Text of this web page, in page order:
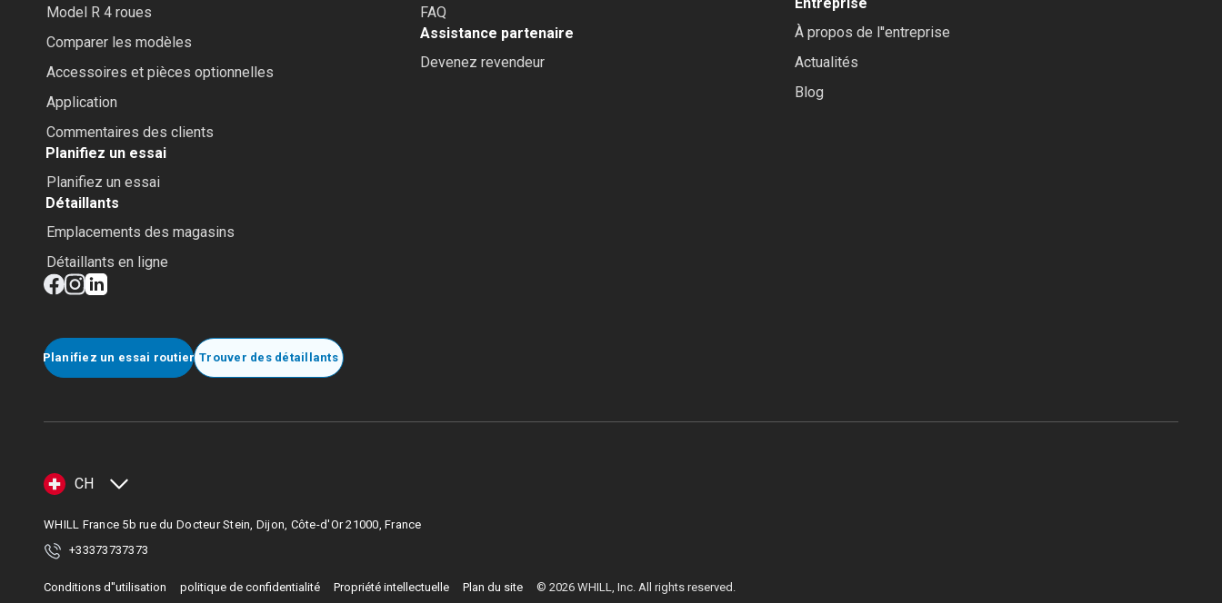
Model R 4 roues
Comparer les modèles
Accessoires et pièces optionnelles
Application
Commentaires des clients
Planifiez un essai
Planifiez un essai
Détaillants
Emplacements des magasins
Détaillants en ligne
FAQ
Assistance partenaire
Devenez revendeur
À propos de l''entreprise
Actualités
Blog
Planifiez un essai routier Trouver des détaillants
CH
WHILL France 5b rue du Docteur Stein, Dijon, Côte-d'Or 21000, France
+33373737373
Conditions d''utilisation politique de confidentialité Propriété intellectuelle Plan du site © 2026 WHILL, Inc. All rights reserved.